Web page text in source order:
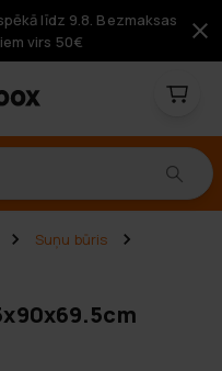
līdz 9.8. Bezmaksas
virs 50€
Suņu būris